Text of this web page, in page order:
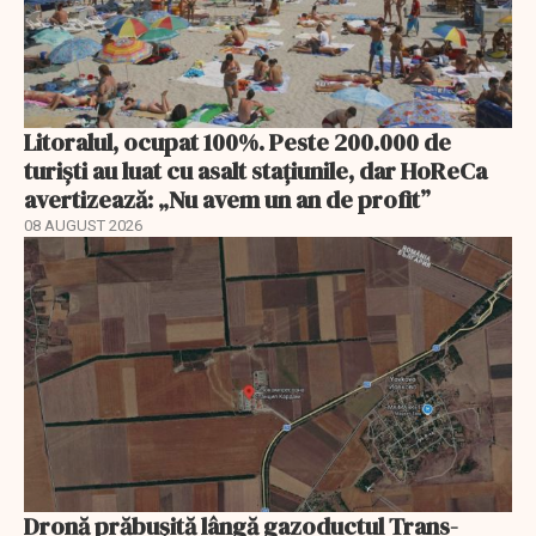
Litoralul, ocupat 100%. Peste 200.000 de
turiști au luat cu asalt stațiunile, dar HoReCa
avertizează: „Nu avem un an de profit”
08 AUGUST 2026
Dronă prăbușită lângă gazoductul Trans-